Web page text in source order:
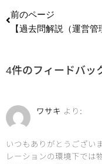
前のページ
4件のフィードバッ
ワサキ より:
いつもありがとうござい
レーションの環境下では